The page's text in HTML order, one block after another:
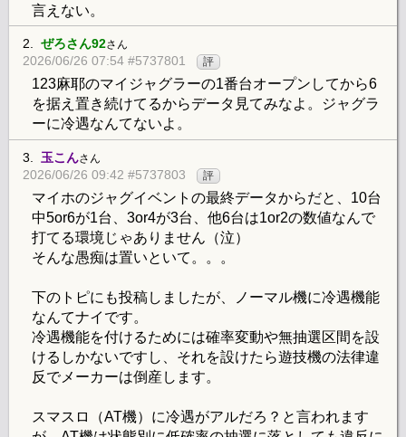
言えない。
2. ぜろさん92さん
2026/06/26 07:54 #5737801 評
123麻耶のマイジャグラーの1番台オープンしてから6
を据え置き続けてるからデータ見てみなよ。ジャグラ
ーに冷遇なんてないよ。
3. 玉こんさん
2026/06/26 09:42 #5737803 評
マイホのジャグイベントの最終データからだと、10台
中5or6が1台、3or4が3台、他6台は1or2の数値なんで
打てる環境じゃありません（泣）
そんな愚痴は置いといて。。。
下のトピにも投稿しましたが、ノーマル機に冷遇機能
なんてナイです。
冷遇機能を付けるためには確率変動や無抽選区間を設
けるしかないですし、それを設けたら遊技機の法律違
反でメーカーは倒産します。
スマスロ（AT機）に冷遇がアルだろ？と言われます